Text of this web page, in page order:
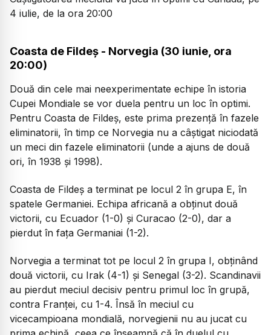
4 iulie, de la ora 20:00
Coasta de Fildeș - Norvegia (30 iunie, ora
20:00)
Două din cele mai neexperimentate echipe în istoria
Cupei Mondiale se vor duela pentru un loc în optimi.
Pentru Coasta de Fildeș, este prima prezență în fazele
eliminatorii, în timp ce Norvegia nu a câștigat niciodată
un meci din fazele eliminatorii (unde a ajuns de două
ori, în 1938 și 1998).
Coasta de Fildeș a terminat pe locul 2 în grupa E, în
spatele Germaniei. Echipa africană a obținut două
victorii, cu Ecuador (1-0) și Curacao (2-0), dar a
pierdut în fața Germaniai (1-2).
Norvegia a terminat tot pe locul 2 în grupa I, obținând
două victorii, cu Irak (4-1) și Senegal (3-2). Scandinavii
au pierdut meciul decisiv pentru primul loc în grupă,
contra Franței, cu 1-4. Însă în meciul cu
vicecampioana mondială, norvegienii nu au jucat cu